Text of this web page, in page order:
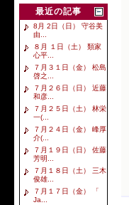
最近の記事
8月 2日（日） 守谷美
由...
８月 １日（土） 類家
心平...
７月３１日（金） 松島
啓之...
７月２６日（日） 近藤
和彦...
７月２５日（土） 林栄
一(...
７月２４日（金） 峰厚
介(...
７月１９日（日） 佐藤
芳明...
７月１８日（土） 三木
俊雄...
７月１７日（金） 「
Ja...